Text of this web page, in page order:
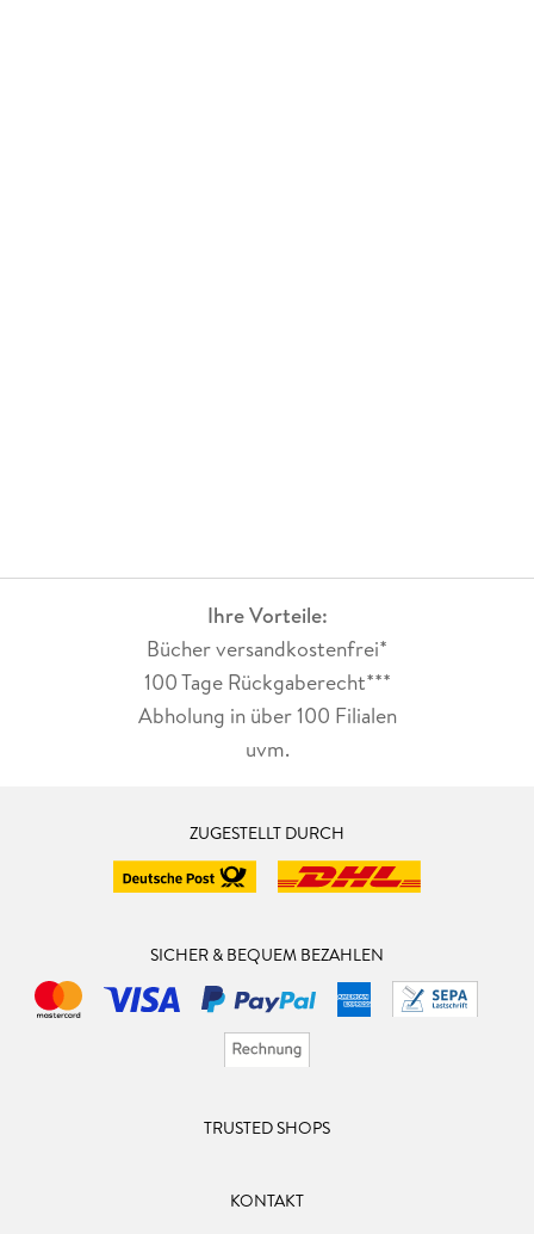
Ihre Vorteile:
Bücher versandkostenfrei*
100 Tage Rückgaberecht***
Abholung in über 100 Filialen
uvm.
ZUGESTELLT DURCH
SICHER & BEQUEM BEZAHLEN
TRUSTED SHOPS
KONTAKT